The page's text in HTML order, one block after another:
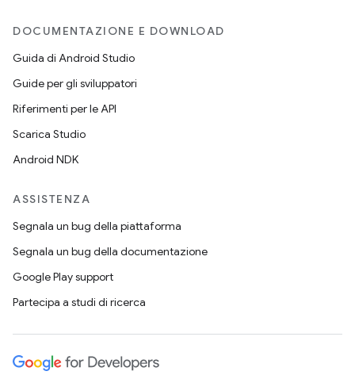
DOCUMENTAZIONE E DOWNLOAD
Guida di Android Studio
Guide per gli sviluppatori
Riferimenti per le API
Scarica Studio
Android NDK
ASSISTENZA
Segnala un bug della piattaforma
Segnala un bug della documentazione
Google Play support
Partecipa a studi di ricerca